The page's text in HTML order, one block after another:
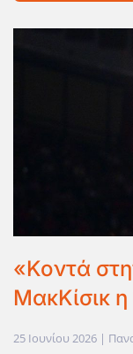
«Κοντά
ΜακΚίσικ
25 Ιουνίου 2026 |